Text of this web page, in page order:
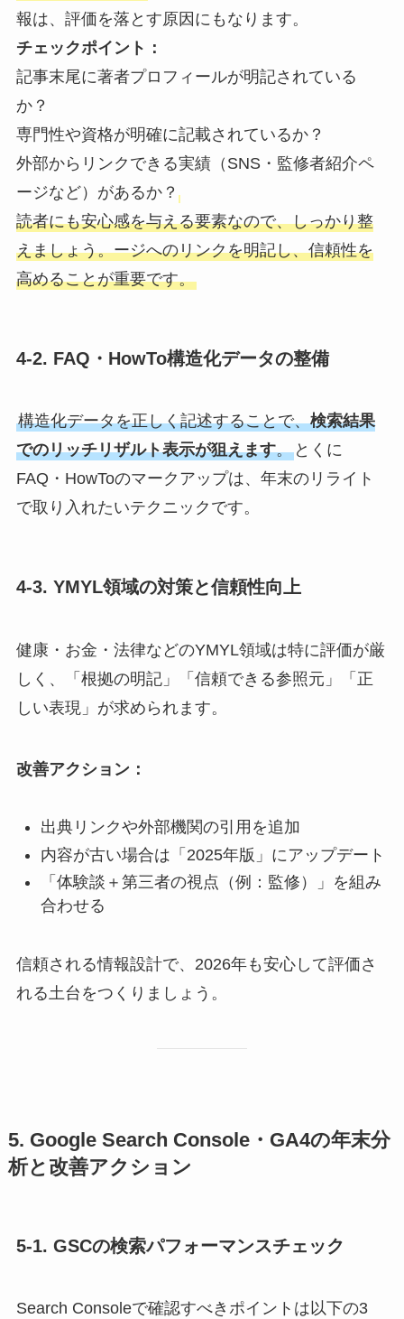
報は、評価を落とす原因にもなります。
チェックポイント：
記事末尾に著者プロフィールが明記されている
か？
専門性や資格が明確に記載されているか？
外部からリンクできる実績（SNS・監修者紹介ペ
ージなど）があるか？
読者にも安心感を与える要素なので、しっかり整
えましょう。ージへのリンクを明記し、信頼性を
高めることが重要です。
4-2. FAQ・HowTo構造化データの整備
構造化データを正しく記述することで、検索結果
でのリッチリザルト表示が狙えます。とくに
FAQ・HowToのマークアップは、年末のリライト
で取り入れたいテクニックです。
4-3. YMYL領域の対策と信頼性向上
健康・お金・法律などのYMYL領域は特に評価が厳
しく、「根拠の明記」「信頼できる参照元」「正
しい表現」が求められます。
改善アクション：
出典リンクや外部機関の引用を追加
内容が古い場合は「2025年版」にアップデート
「体験談＋第三者の視点（例：監修）」を組み
合わせる
信頼される情報設計で、2026年も安心して評価さ
れる土台をつくりましょう。
5. Google Search Console・GA4の年末分
析と改善アクション
5-1. GSCの検索パフォーマンスチェック
Search Consoleで確認すべきポイントは以下の3